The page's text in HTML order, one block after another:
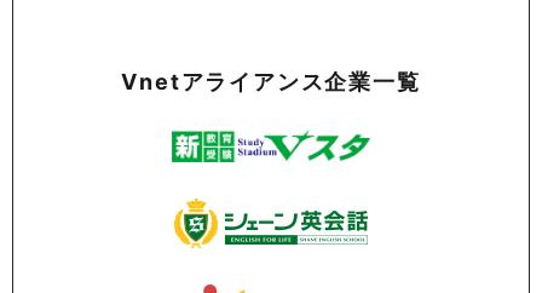
Vnetアライアンス企業一覧